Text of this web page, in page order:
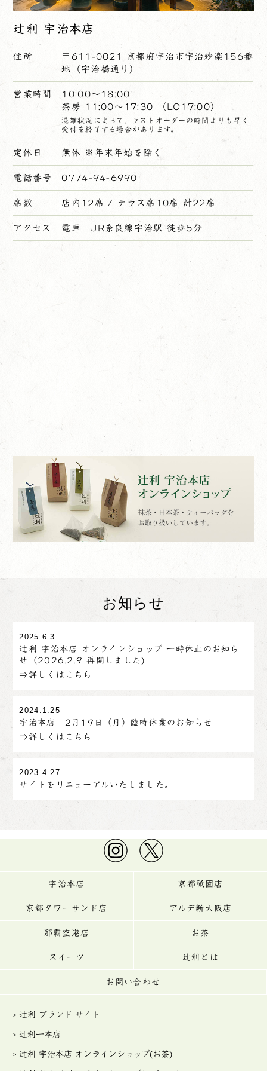
辻利 宇治本店
住所
〒611-0021 京都府宇治市宇治妙楽156番
地（宇治橋通り）
営業時間
10:00～18:00
茶房 11:00～17:30 （LO17:00）
混雑状況によって、ラストオーダーの時間よりも早く
受付を終了する場合があります。
定休日 無休 ※年末年始を除く
電話番号 0774-94-6990
席数 店内12席 / テラス席10席 計22席
アクセス 電車 JR奈良線宇治駅 徒歩5分
お知らせ
2025.6.3
辻利 宇治本店 オンラインショップ 一時休止のお知ら
せ（2026.2.9 再開しました)
⇒詳しくはこちら
2024.1.25
宇治本店 2月19日（月）臨時休業のお知らせ
⇒詳しくはこちら
2023.4.27
サイトをリニューアルいたしました。
宇治本店 京都祇園店
京都タワーサンド店 アルデ新大阪店
那覇空港店 お茶
スイーツ 辻利とは
お問い合わせ
辻利 ブランド サイト
辻利一本店
辻利 宇治本店 オンラインショップ(お茶)